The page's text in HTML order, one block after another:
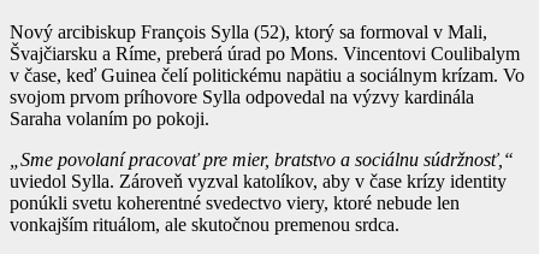
Nový arcibiskup François Sylla (52), ktorý sa formoval v Mali,
Švajčiarsku a Ríme, preberá úrad po Mons. Vincentovi Coulibalym
v čase, keď Guinea čelí politickému napätiu a sociálnym krízam. Vo
svojom prvom príhovore Sylla odpovedal na výzvy kardinála
Saraha volaním po pokoji.
„Sme povolaní pracovať pre mier, bratstvo a sociálnu súdržnosť,“
uviedol Sylla. Zároveň vyzval katolíkov, aby v čase krízy identity
ponúkli svetu koherentné svedectvo viery, ktoré nebude len
vonkajším rituálom, ale skutočnou premenou srdca.